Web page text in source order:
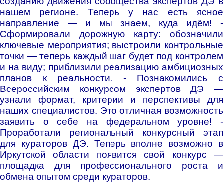
нашем регионе. Теперь у нас есть ясное
направление — и мы знаем, куда идём! -
Сформировали дорожную карту: обозначили
ключевые мероприятия; выстроили контрольные
точки — теперь каждый шаг будет под контролем
и на виду; приблизили реализацию амбициозных
планов к реальности. - Познакомились с
Всероссийским конкурсом экспертов ДЭ —
узнали формат, критерии и перспективы для
наших специалистов. Это отличная возможность
заявить о себе на федеральном уровне! -
Проработали региональный конкурсный этап
для кураторов ДЭ. Теперь вполне возможно в
Иркутской области появится свой конкурс —
площадка для профессионального роста и
обмена опытом среди кураторов.